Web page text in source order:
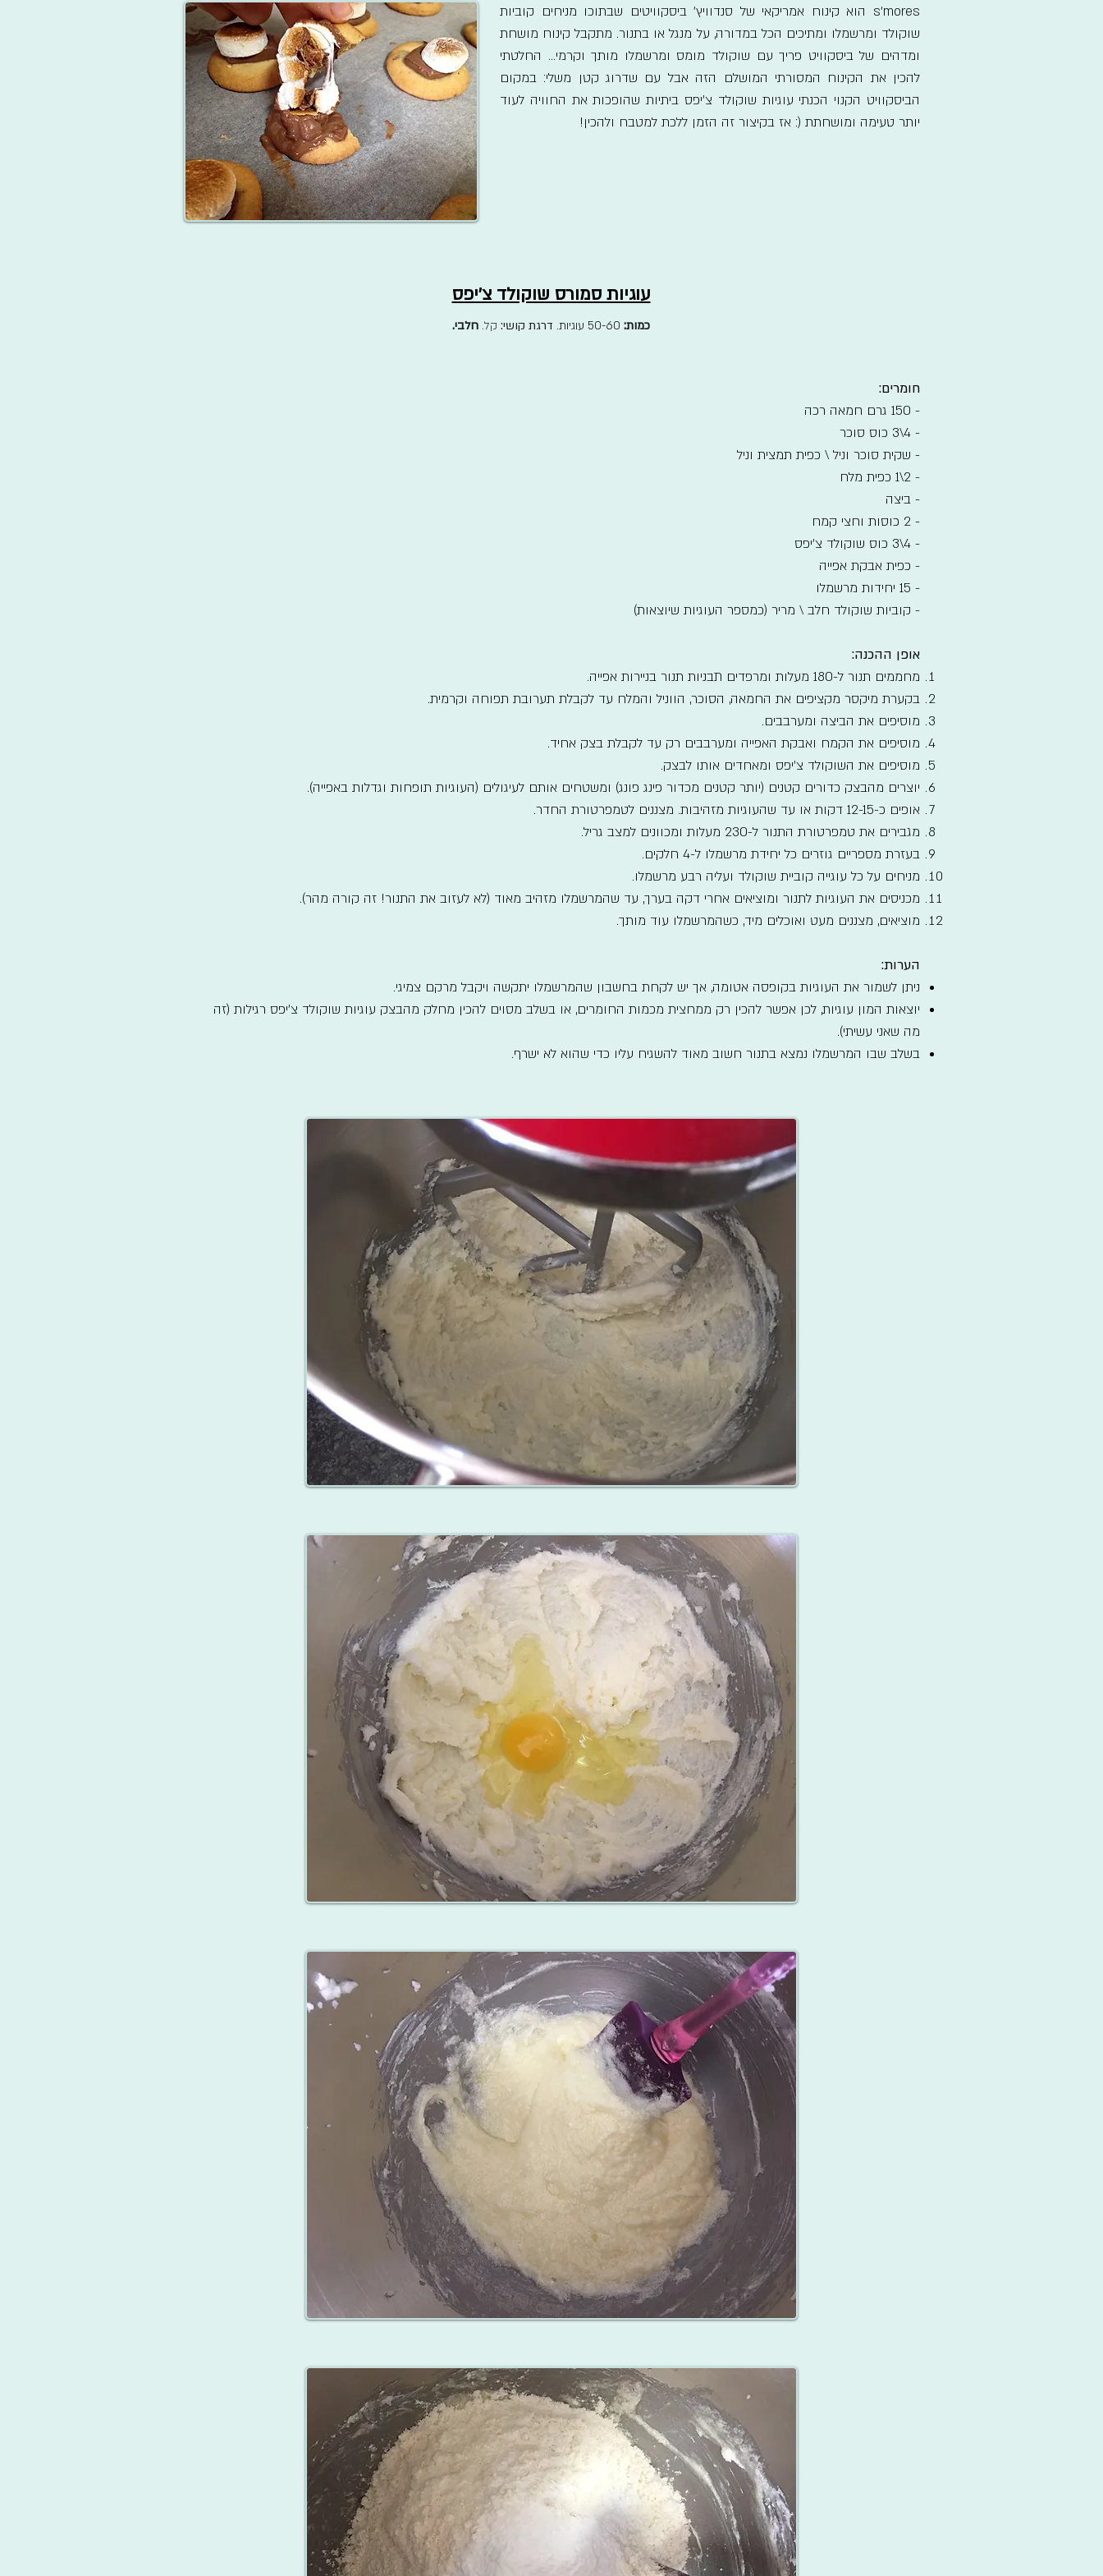
s'mores הוא קינוח אמריקאי של סנדוויץ' ביסקוויטים שבתוכו מניחים קוביות
שוקולד ומרשמלו ומתיכים הכל במדורה, על מנגל או בתנור. מתקבל קינוח מושחת
ומדהים של ביסקוויט פריך עם שוקולד מומס ומרשמלו מותך וקרמי... החלטתי
להכין את הקינוח המסורתי המושלם הזה אבל עם שדרוג קטן משלי: במקום
הביסקוויט הקנוי הכנתי עוגיות שוקולד צ'יפס ביתיות שהופכות את החוויה לעוד
יותר טעימה ומושחתת (: אז בקיצור זה הזמן ללכת למטבח ולהכין!
עוגיות סמורס שוקולד צ׳יפס
כמות: 50-60 עוגיות . דרגת קושי: קל. חלבי.
חומרים:
- 150 גרם חמאה רכה
- 4\3 כוס סוכר
- שקית סוכר וניל \ כפית תמצית וניל
- 2\1 כפית מלח
- ביצה
- 2 כוסות וחצי קמח
- 4\3 כוס שוקולד צ'יפס
- כפית אבקת אפייה
- 15 יחידות מרשמלו
- קוביות שוקולד חלב \ מריר (כמספר העוגיות שיוצאות)
אופן ההכנה:
מחממים תנור ל-180 מעלות ומרפדים תבניות תנור בניירות אפייה.
בקערת מיקסר מקציפים את החמאה, הסוכר, הווניל והמלח עד לקבלת תערובת תפוחה וקרמית.
מוסיפים את הביצה ומערבבים.
מוסיפים את הקמח ואבקת האפייה ומערבבים רק עד לקבלת בצק אחיד.
מוסיפים את השוקולד צ'יפס ומאחדים אותו לבצק.
יוצרים מהבצק כדורים קטנים (יותר קטנים מכדור פינג פונג) ומשטחים אותם לעיגולים (העוגיות תופחות וגדלות באפייה).
אופים כ-12-15 דקות או עד שהעוגיות מזהיבות. מצננים לטמפרטורת החדר.
מגבירים את טמפרטורת התנור ל-230 מעלות ומכוונים למצב גריל.
בעזרת מספריים גוזרים כל יחידת מרשמלו ל-4 חלקים.
מניחים על כל עוגייה קוביית שוקולד ועליה רבע מרשמלו.
מכניסים את העוגיות לתנור ומוציאים אחרי דקה בערך, עד שהמרשמלו מזהיב מאוד (לא לעזוב את התנור! זה קורה מהר).
מוציאים, מצננים מעט ואוכלים מיד, כשהמרשמלו עוד מותך.
הערות:
ניתן לשמור את העוגיות בקופסה אטומה, אך יש לקחת בחשבון שהמרשמלו יתקשה ויקבל מרקם צמיגי.
יוצאות המון עוגיות, לכן אפשר להכין רק ממחצית מכמות החומרים, או בשלב מסוים להכין מחלק מהבצק עוגיות שוקולד צ'יפס רגילות (זה
מה שאני עשיתי).
בשלב שבו המרשמלו נמצא בתנור חשוב מאוד להשגיח עליו כדי שהוא לא ישרף.